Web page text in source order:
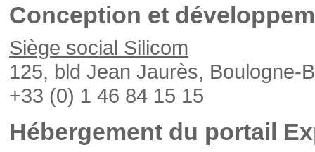
Conception et
Siège social Silicom
125, bld Jean Jaurès, Boulogne-
+33 (0) 1 46 84 15 15
Hébergement du portail